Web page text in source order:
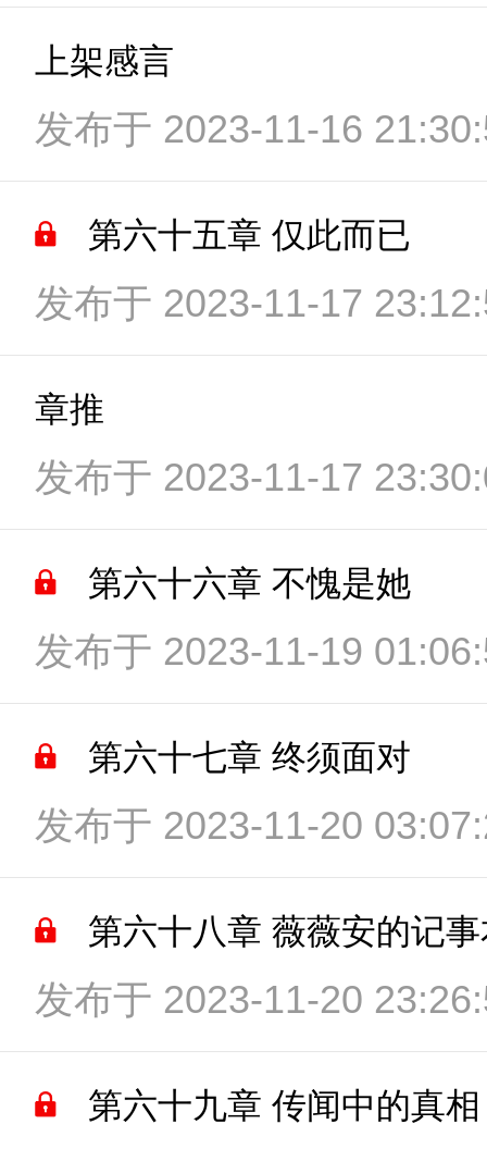
上架感言
发布于 2023-11-16
第六十五章 仅此而已
发布于 2023-11-17
章推
发布于 2023-11-17
第六十六章 不愧是她
发布于 2023-11-19
第六十七章 终须面对
发布于 2023-11-20
第六十八章 薇薇安的记
发布于 2023-11-20
第六十九章 传闻中的真相